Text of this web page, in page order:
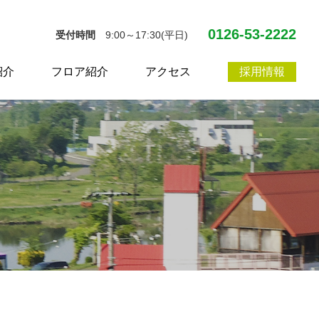
受付時間 9:00～17:30(平日) 0126-53-2222
介 フロア紹介 アクセス 採用情報